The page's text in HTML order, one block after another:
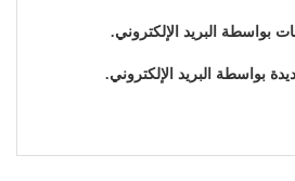
بواسطة البريد الإلكتروني.
بواسطة البريد الإلكتروني.